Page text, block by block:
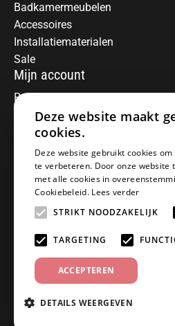
Badkamermeubelen
Accessoires
Installatiematerialen
Sale
Mijn account
Registreren
Mijn bestellingen
Informatie
Over ons
Algemene voorwaarden
Disclaimer
Privacy Policy
Betaalmethoden
Retourneren
Klantenservice
Offerte aanvragen
Contact
Deze website maakt
cookies.
Deze website gebruikt cookies
te verbeteren. Door onze website
met alle cookies in
Cookiebeleid. Lees verder
STRIKT NOODZAKELIJK
TARGETING
ACCEPTEREN
DETAILS WEERGEVEN